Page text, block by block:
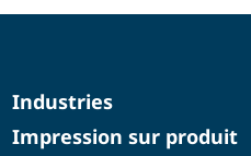
Industries
Impression sur produit